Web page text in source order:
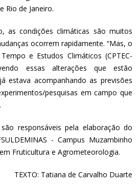
Rio de Janeiro.
as condições climáticas são muitos
ocorrem rapidamente. “Mas, o
e Estudos Climáticos (CPTEC-
essas alterações que estão
estava acompanhando as previsões
pesquisas em campo que
responsáveis pela elaboração do
- Campus Muzambinho
Fruticultura e Agrometeorologia.
TEXTO: Tatiana de Carvalho Duarte